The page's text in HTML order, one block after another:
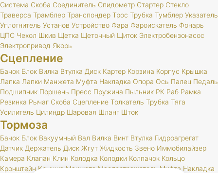
Система Скоба Соединитель Спидометр Стартер Стекло
Траверса Трамблер Транспондер Трос Трубка Тумблер Указатель
Уплотнитель Установ Устройство Фара Фароискатель Фонарь
ЦПС Чехол Шкив Щетка Щеточный Щиток Электробензонасос
Электропривод Якорь
Сцепление
Бачок Блок Вилка Втулка Диск Картер Корзина Корпус Крышка
Лапка Лапки Манжета Муфта Накладка Опора Ось Палец Педаль
Подшипник Поршень Пресс Пружина Пыльник РК Раб Рамка
Резинка Рычаг Скоба Сцепление Толкатель Трубка Тяга
Усилитель Цилиндр Шаровая Шланг Шток
Тормоза
Бачок Блок Вакуумный Вал Вилка Винт Втулка Гидроагрегат
Датчик Держатель Диск Жгут Жидкость Звено Иммобилайзер
Камера Клапан Клин Колодка Колодки Колпачок Кольцо
Кронштейн Крышка Манжета Маслоотражатель Муфта Накладка